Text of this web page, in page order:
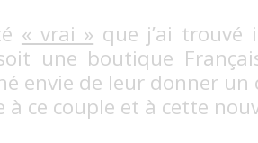
« vrai » que j’ai trouvé
une boutique
envie de leur donner un
à ce couple et à cette